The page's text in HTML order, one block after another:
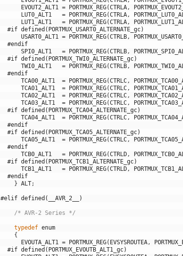
EVOUT2_ALT1 = PORTMUX_REG(CTRLA, PORTMUX_EVOUT2
LUT0_ALT1
= PORTMUX_REG(CTRLA,
LUT1_ALT1
= PORTMUX_REG(CTRLA,
#if defined(PORTMUX_USART0_ALTERNATE_gc)
USART0_ALT1 = PORTMUX_REG(CTRLB,
#endif
SPI0_ALT1
= PORTMUX_REG(CTRLB,
#if defined(PORTMUX_TWI0_ALTERNATE_gc)
TWI0_ALT1
= PORTMUX_REG(CTRLB,
#endif
TCA00_ALT1
= PORTMUX_REG(CTRLC,
TCA01_ALT1
= PORTMUX_REG(CTRLC,
TCA02_ALT1
= PORTMUX_REG(CTRLC,
TCA03_ALT1
= PORTMUX_REG(CTRLC,
#if defined(PORTMUX_TCA04_ALTERNATE_gc)
TCA04_ALT1
= PORTMUX_REG(CTRLC,
#endif
#if defined(PORTMUX_TCA05_ALTERNATE_gc)
TCA05_ALT1
= PORTMUX_REG(CTRLC,
#endif
TCB0_ALT1
= PORTMUX_REG(CTRLD,
#if defined(PORTMUX_TCB1_ALTERNATE_gc)
TCB1_ALT1
= PORTMUX_REG(CTRLD,
#endif
} ALT;
#elif defined(__AVR_2__)
/* AVR-2 Series */
typedef enum
{
EVOUTA_ALT1 = PORTMUX_REG( EVSYSROUTEA,
#if defined(PORTMUX_EVOUTB_ALT1_gc)